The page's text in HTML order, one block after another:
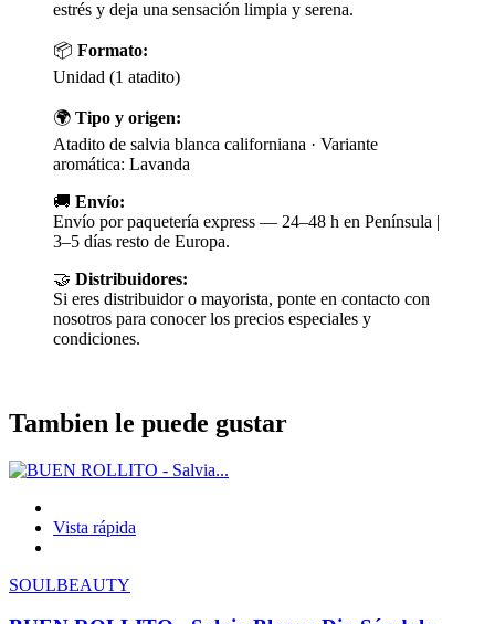
estrés y deja una sensación limpia y serena.
📦 Formato:
Unidad (1 atadito)
🌍 Tipo y origen:
Atadito de salvia blanca californiana · Variante
aromática: Lavanda
🚚 Envío:
Envío por paquetería express — 24–48 h en Península |
3–5 días resto de Europa.
🤝 Distribuidores:
Si eres distribuidor o mayorista, ponte en contacto con
nosotros para conocer los precios especiales y
condiciones.
Tambien le puede gustar
Vista rápida
SOULBEAUTY